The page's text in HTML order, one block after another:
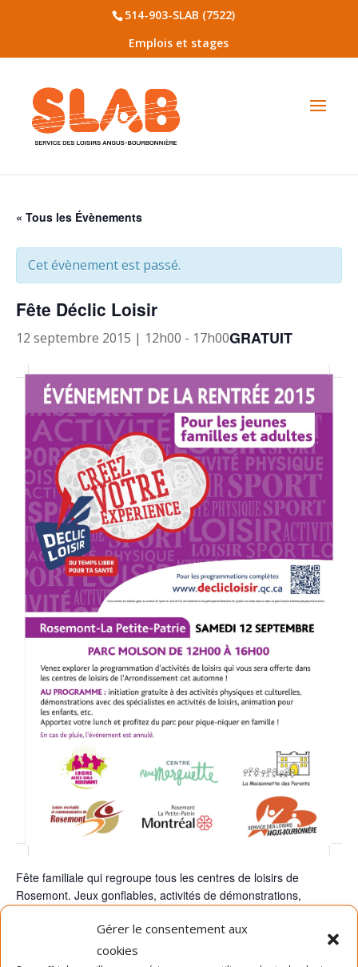
Gérer le consentement aux
cookies
514-903-SLAB (7522)
Emplois et stages
« Tous les Évènements
Cet évènement est passé.
Fête Déclic Loisir
12 septembre 2015 | 12h00 - 17h00GRATUIT
Fête familiale qui regroupe tous les centres de loisirs de
Rosemont. Jeux gonflables, activités de démonstrations,
activités offertes par vos centres de Loisirs.